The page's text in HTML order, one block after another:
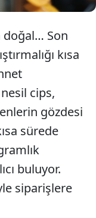
doğal… Son
kısa
cips,
gözdesi
sürede
buluyor.
siparişlere